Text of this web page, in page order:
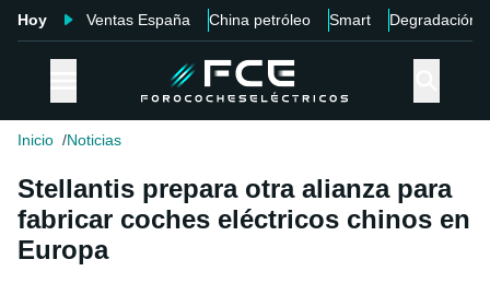
Hoy Ventas España China petróleo Smart Degradación
Inicio Noticias
Stellantis prepara otra alianza para
fabricar coches eléctricos chinos en
Europa